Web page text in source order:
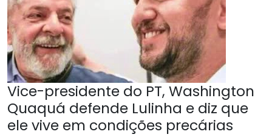
Vice-presidente do PT, Washington
Quaquá defende Lulinha e diz que
ele vive em condições precárias